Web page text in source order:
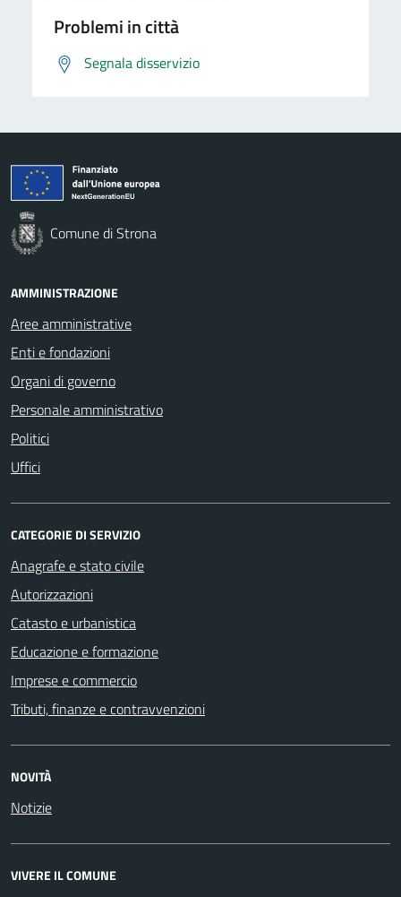
Problemi in città
Segnala disservizio
Comune di Strona
AMMINISTRAZIONE
Aree amministrative
Enti e fondazioni
Organi di governo
Personale amministrativo
Politici
Uffici
CATEGORIE DI SERVIZIO
Anagrafe e stato civile
Autorizzazioni
Catasto e urbanistica
Educazione e formazione
Imprese e commercio
Tributi, finanze e contravvenzioni
NOVITÀ
Notizie
VIVERE IL COMUNE